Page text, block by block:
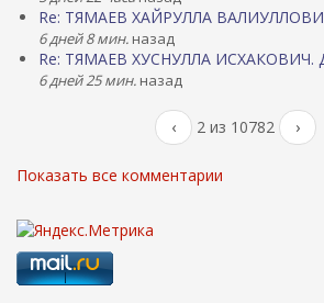
Re: ТЯМАЕВ ХАЙРУЛЛА
6 дней 8 мин. назад
Re: ТЯМАЕВ ХУСНУЛЛА ИСХАКОВИЧ.
6 дней 25 мин. назад
‹ 2 из 10782 ›
Показать все комментарии